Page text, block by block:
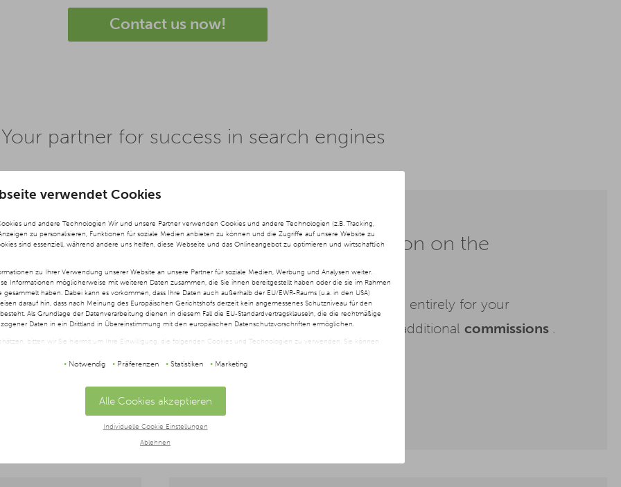
verwendet Cookies
und andere Technologien Wir und unsere Partner verwenden Cookies und andere Technologien (z.B. Tracking,
zu personalisieren, Funktionen für soziale Medien anbieten zu können und die Zugriffe auf unsere Website zu
sind essenziell, während andere uns helfen, diese Webseite und das Onlineangebot zu optimieren und wirtschaftlich
zu Ihrer Verwendung unserer Website an unsere Partner für soziale Medien, Werbung und Analysen weiter.
Informationen möglicherweise mit weiteren Daten zusammen, die Sie ihnen bereitgestellt haben oder die sie im Rahmen
haben. Dabei kann es vorkommen, dass Ihre Daten auch außerhalb der EU/EWR-Raums (u.a. in den USA)
darauf hin, dass nach Meinung des Europäischen Gerichtshofs derzeit kein angemessenes Schutzniveau für den
Als Grundlage der Datenverarbeitung dienen in diesem Fall die EU-Standardvertragsklauseln, die die rechtmäßige
Daten in ein Drittland in Übereinstimmung mit den europäischen Datenschutzvorschriften ermöglichen.
bitten wir Sie hiermit um Ihre Einwilligung, die folgenden Cookies und Technologien zu verwenden. Sie können
oder widerrufen werden, indem Sie auf die Schaltfläche Einstellungen am unteren Ende der Webseite klicken.
Notwendig Präferenzen Statistiken Marketing
Alle Cookies akzeptieren
Individuelle Cookie Einstellungen
Ablehnen
Contact us now!
partner for success in search engines
term
do not
. This
No commission on the
AdSpend
Your advertising budget is used entirely for your
campaigns,withoutincurring additional commissions